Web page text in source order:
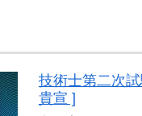
技術士第二次
貴宣 ]